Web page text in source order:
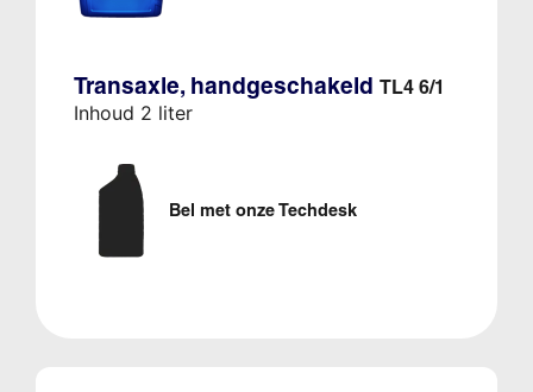
Transaxle, handgeschakeld TL4 6/1
Inhoud 2 liter
Bel met onze Techdesk